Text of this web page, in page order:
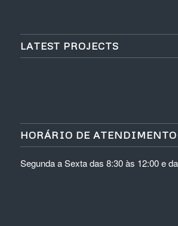
LATEST PROJECTS
HORÁRIO DE ATENDIMENTO
Segunda a Sexta das 8:30 às 12:00 e